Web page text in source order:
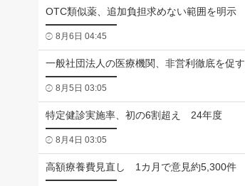
OTC類似薬、追加負担求めない範囲を明示
8月6日 04:45
一般社団法人の医療機関、非営利徹底を促す
8月5日 03:05
特定健診実施率、初の6割超え 24年度
8月4日 03:05
高額療養費見直し 1カ月で意見約5,300件